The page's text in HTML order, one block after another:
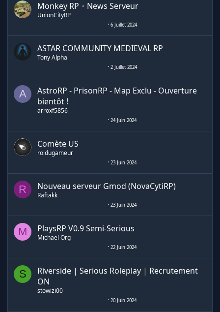
Monkey RP・News Serveur
UnionCityRP
6 Juillet 2024
ASTAR COMMUNITY MEDIEVAL RP
Tony Alpha
2 Juillet 2024
A
AstroRP - PrisonRP - Map Exclu - Ouverture
bientôt !
arroxf5856
24 Juin 2024
Comète US
roidugameur
23 Juin 2024
R Nouveau serveur Gmod (NovaCytiRP)
Raftakk
23 Juin 2024
M PlaysRP V0.9 Semi-Serious
Michael Org
22 Juin 2024
S
Riverside | Serious Roleplay | Recrutement
ON
stowizi00
20 Juin 2024